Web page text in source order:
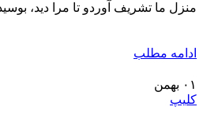
منزل ما تشریف آوردو تا مرا دید،
ادامه مطلب
۰۱ بهمن
کلیپ